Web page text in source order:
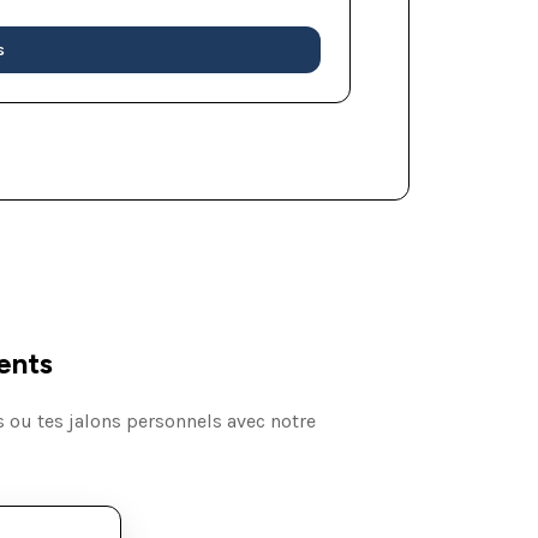
tes jalons personnels avec notre